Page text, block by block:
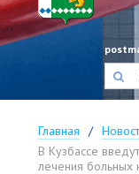
Главная
В Кузбассе
лечения больных